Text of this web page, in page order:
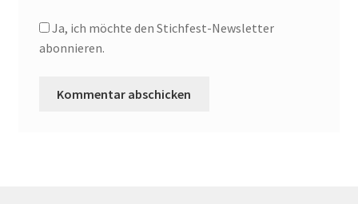
Ja, ich möchte den Stichfest-Newsletter
abonnieren.